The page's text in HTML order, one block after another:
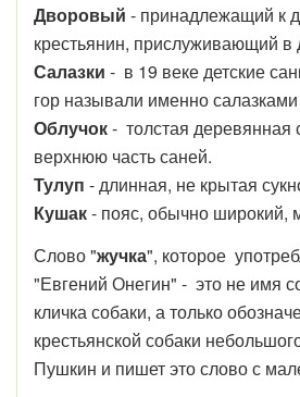
Дворовый - принадлежащий к
крестьянин, прислуживающий в
Салазки - в 19 веке детские
гор называли именно
Облучок- толстая
верхнюю часть саней.
Тулуп - длинная, не крытая
Кушак- пояс, обычно широкий,
Слово "жучка", которое
"Евгений Онегин" - это не имя
кличка собаки, а только
крестьянской собаки
Пушкин и пишет это слово с